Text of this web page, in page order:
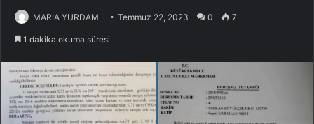
MARİA YURDAM Temmuz 22, 2023 0 7
1 dakika okuma süresi